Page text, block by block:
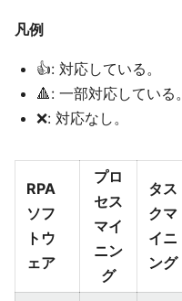
凡例
👍: 対応している。
🔺: 一部対応している。
❌: 対応なし。
RPA
ソフ
トウ
ェア
プロ
セス
マイ
ニン
グ
タス
クマ
イニ
ング